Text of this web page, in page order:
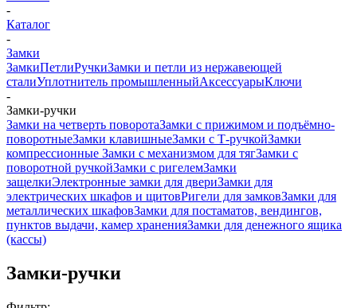
-
Каталог
-
Замки
ЗамкиПетлиРучкиЗамки и петли из нержавеющей
сталиУплотнитель промышленныйАксессуарыКлючи
-
Замки-ручки
Замки на четверть поворотаЗамки с прижимом и подъёмно-
поворотныеЗамки клавишныеЗамки с Т-ручкойЗамки
компрессионные Замки с механизмом для тягЗамки с
поворотной ручкойЗамки с ригелемЗамки
защелкиЭлектронные замки для двериЗамки для
электрических шкафов и щитовРигели для замковЗамки для
металлических шкафовЗамки для постаматов, вендингов,
пунктов выдачи, камер храненияЗамки для денежного ящика
(кассы)
Замки-ручки